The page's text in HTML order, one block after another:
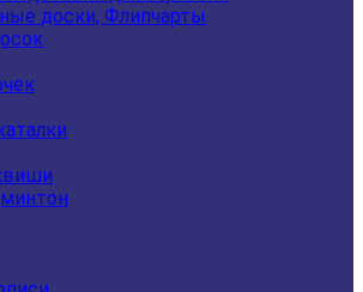
доски, Флипчарты